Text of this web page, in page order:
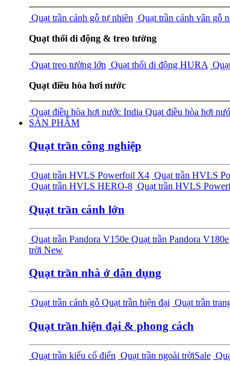
Quạt trần cánh gỗ tự nhiên Quạt trần cánh vân gỗ
Quạt thổi di động & treo tường
Quạt treo tường lớn Quạt thổi di động HURA
Quạt điều hòa hơi nước
Quạt điều hòa hơi nước India Quạt điều hòa hơi
SẢN PHẨM
Quạt trần công nghiệp
Quạt trần HVLS Powerfoil X4 Quạt trần HVLS
Quạt trần HVLS HERO-8 Quạt trần HVLS
Quạt trần cánh lớn
Quạt trần Pandora V150e Quạt trần Pandora V180e
trời New
Quạt trần nhà ở dân dụng
Quạt trần cánh gỗ Quạt trần hiện đại Quạt trần
Quạt trần hiện đại & phong cách
Quạt trần kiểu cổ điển Quạt trần ngoài trờiSale